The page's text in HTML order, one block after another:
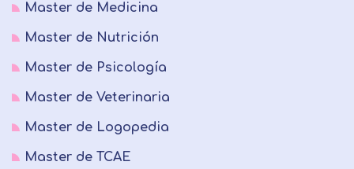
Master de Medicina
Master de Nutrición
Master de Psicología
Master de Veterinaria
Master de Logopedia
Master de TCAE